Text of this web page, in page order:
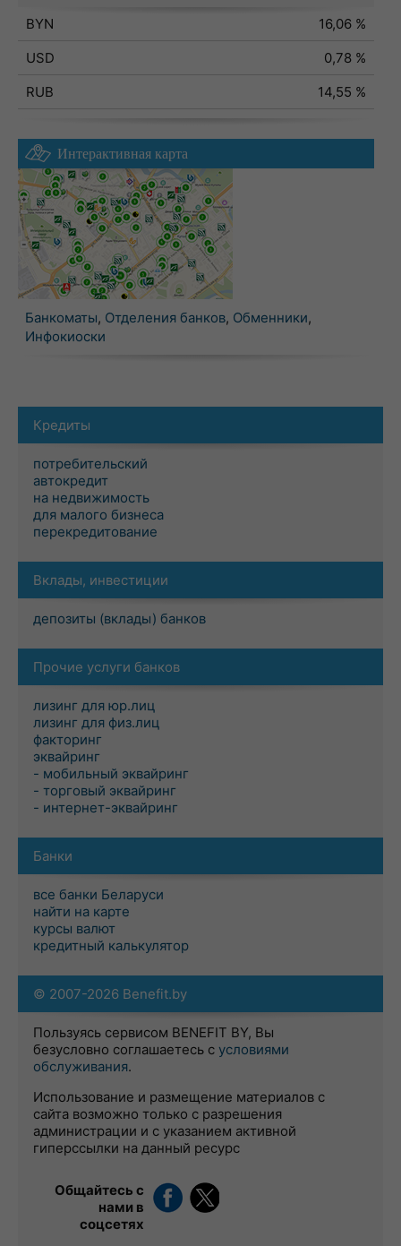
BYN
16,06 %
USD
0,78 %
RUB
14,55 %
Интерактивная карта
Банкоматы, Отделения банков, Обменники,
Инфокиоски
Кредиты
потребительский
автокредит
на недвижимость
для малого бизнеса
перекредитование
Вклады, инвестиции
депозиты (вклады) банков
Прочие услуги банков
лизинг для юр.лиц
лизинг для физ.лиц
факторинг
эквайринг
- мобильный эквайринг
- торговый эквайринг
- интернет-эквайринг
Банки
все банки Беларуси
найти на карте
курсы валют
кредитный калькулятор
© 2007-2026 Benefit.by
Пользуясь сервисом BENEFIT BY, Вы
безусловно соглашаетесь с условиями
обслуживания.
Использование и размещение материалов с
сайта возможно только с разрешения
администрации и с указанием активной
гиперссылки на данный ресурс
Общайтесь с
нами в
соцсетях